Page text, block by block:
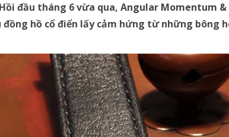
đầu tháng 6 vừa qua, Angular Momentum &
hồ cổ điển lấy cảm hứng từ những bông